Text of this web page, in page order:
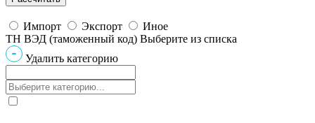
Импорт Экспорт
Иное
ТН ВЭД (таможенный код) Выберите из списка
Удалить категорию